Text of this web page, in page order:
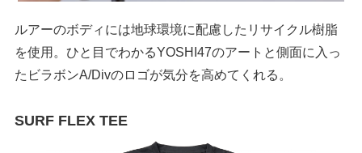
ルアーのボディには地球環境に配慮したリサイクル樹脂
を使用。ひと目でわかるYOSHI47のアートと側面に入っ
たビラボンA/Divのロゴが気分を高めてくれる。
SURF FLEX TEE